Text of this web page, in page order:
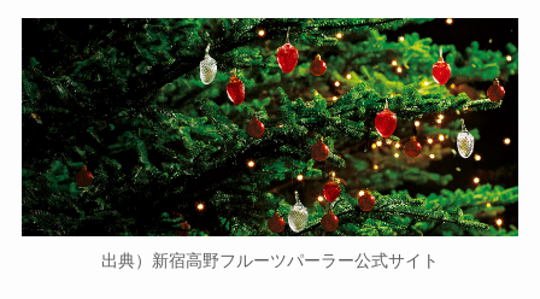
出典）新宿高野フルーツパーラー公式サイト